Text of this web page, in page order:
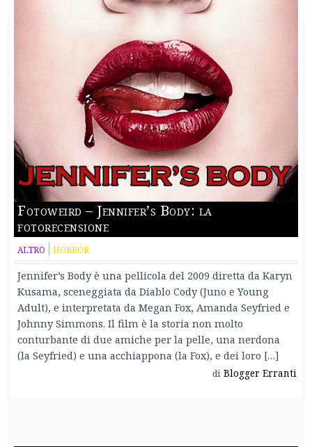
Fotoweird – Jennifer’s Body: la
fotorecensione
ALTRO HORROR
Jennifer’s Body è una pellicola del 2009 diretta da Karyn
Kusama, sceneggiata da Diablo Cody (Juno e Young
Adult), e interpretata da Megan Fox, Amanda Seyfried e
Johnny Simmons. Il film è la storia non molto
conturbante di due amiche per la pelle, una nerdona
(la Seyfried) e una acchiappona (la Fox), e dei loro […]
di Blogger Erranti